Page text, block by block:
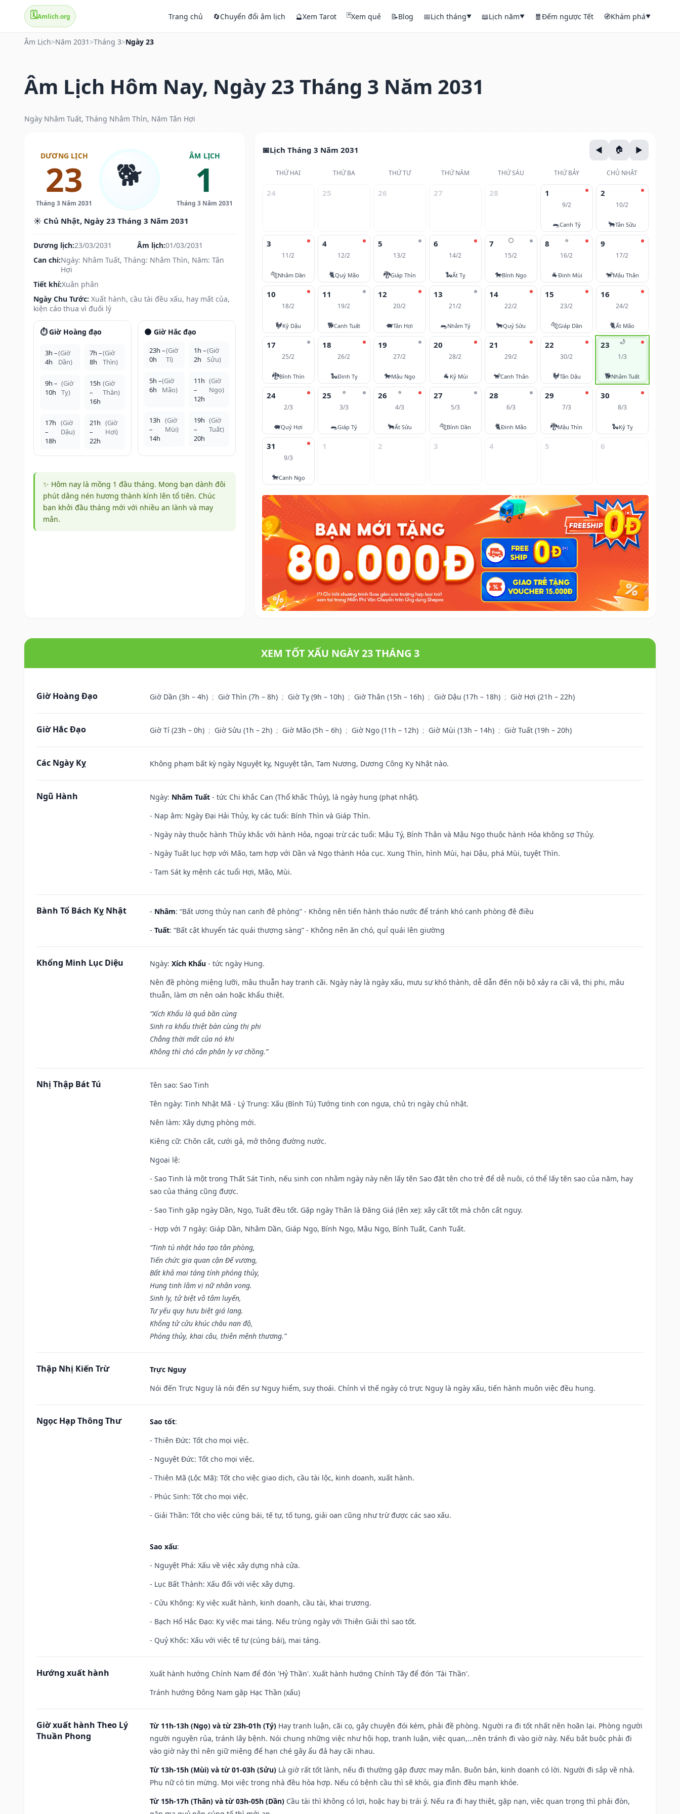
🗓️Amlich.org Trang chủ 🔄Chuyển đổi âm lịch 🔮Xem Tarot 🃏Xem quẻ 📝Blog 📅Lịch tháng▼ 📖Lịch năm▼ 🧧Đếm ngược Tết 🧭Khám phá▼
Âm Lịch>Năm 2031 >Tháng 3>Ngày 23
Âm Lịch Hôm Nay, Ngày 23 Tháng 3 Năm 2031
Ngày Nhâm Tuất, Tháng Nhâm Thìn, Năm Tân Hợi
DƯƠNG LỊCH
23
Tháng 3 Năm 2031
🐕 ÂM LỊCH
1
Tháng 3 Năm 2031
☀️ Chủ Nhật, Ngày 23 Tháng 3 Năm 2031
Dương lịch:23/03/2031 Âm lịch:01/03/2031
Can chi:Ngày: Nhâm Tuất, Tháng: Nhâm Thìn, Năm: Tân
Hợi
Tiết khí:Xuân phân
Ngày Chu Tước: Xuất hành, cầu tài đều xấu, hay mất của,
kiện cáo thua vì đuối lý
⏱️ Giờ Hoàng đạo
3h –
4h
(Giờ
Dần)
7h –
8h
(Giờ
Thìn)
9h –
10h
(Giờ
Tỵ)
15h
–
16h
(Giờ
Thân)
17h
–
18h
(Giờ
Dậu)
21h
–
22h
(Giờ
Hợi)
🌑 Giờ Hắc đạo
23h –
0h
(Giờ
Tí)
1h –
2h
(Giờ
Sửu)
5h –
6h
(Giờ
Mão)
11h
–
12h
(Giờ
Ngọ)
13h
–
14h
(Giờ
Mùi)
19h
–
20h
(Giờ
Tuất)
✨ Hôm nay là mồng 1 đầu tháng. Mong bạn dành đôi
phút dâng nén hương thành kính lên tổ tiên. Chúc
bạn khởi đầu tháng mới với nhiều an lành và may
mắn.
Lịch Tháng 3 Năm 2031
THỨ HAI THỨ BA THỨ TƯ THỨ NĂM THỨ SÁU THỨ BẢY CHỦ NHẬT
24 25 26 27 28 1
9/2
🐀Canh Tý
2
10/2
🐂Tân Sửu
3
11/2
🐅Nhâm Dần
4
12/2
🐈Quý Mão
5
13/2
🐉Giáp Thìn
6
14/2
🐍Ất Tỵ
🌕
7
15/2
🐎Bính Ngọ
⭐
8
16/2
🐐Đinh Mùi
9
17/2
🐒Mậu Thân
10
18/2
🐓Kỷ Dậu
11
19/2
🐕Canh Tuất
12
20/2
🐖Tân Hợi
13
21/2
🐀Nhâm Tý
14
22/2
🐂Quý Sửu
15
23/2
🐅Giáp Dần
16
24/2
🐈Ất Mão
17
25/2
🐉Bính Thìn
18
26/2
🐍Đinh Tỵ
19
27/2
🐎Mậu Ngọ
20
28/2
🐐 Kỷ Mùi
21
29/2
🐒Canh Thân
22
30/2
🐓Tân Dậu
🌙
23
1/3
🐕Nhâm Tuất
24
2/3
🐖Quý Hợi
⭐
25
3/3
🐀Giáp Tý
⭐
26
4/3
🐂Ất Sửu
27
5/3
🐅Bính Dần
28
6/3
🐈Đinh Mão
29
7/3
🐉Mậu Thìn
30
8/3
🐍Kỷ Tỵ
31
9/3
🐎Canh Ngọ
1 2 3 4 5 6
XEM TỐT XẤU NGÀY 23 THÁNG 3
Giờ Hoàng Đạo Giờ Dần (3h – 4h) ; Giờ Thìn (7h – 8h) ; Giờ Tỵ (9h – 10h) ; Giờ Thân (15h – 16h) ; Giờ Dậu (17h – 18h) ; Giờ Hợi (21h – 22h)
Giờ Hắc Đạo Giờ Tí (23h – 0h) ; Giờ Sửu (1h – 2h) ; Giờ Mão (5h – 6h) ; Giờ Ngọ (11h – 12h) ; Giờ Mùi (13h – 14h) ; Giờ Tuất (19h – 20h)
Các Ngày Kỵ Không phạm bất kỳ ngày Nguyệt kỵ, Nguyệt tận, Tam Nương, Dương Công Kỵ Nhật nào.
Ngũ Hành Ngày: Nhâm Tuất - tức Chi khắc Can (Thổ khắc Thủy), là ngày hung (phạt nhật).
- Nạp âm: Ngày Đại Hải Thủy, kỵ các tuổi: Bính Thìn và Giáp Thìn.
- Ngày này thuộc hành Thủy khắc với hành Hỏa, ngoại trừ các tuổi: Mậu Tý, Bính Thân và Mậu Ngọ thuộc hành Hỏa không sợ Thủy.
- Ngày Tuất lục hợp với Mão, tam hợp với Dần và Ngọ thành Hỏa cục. Xung Thìn, hình Mùi, hại Dậu, phá Mùi, tuyệt Thìn.
- Tam Sát kỵ mệnh các tuổi Hợi, Mão, Mùi.
Bành Tổ Bách Kỵ Nhật - Nhâm: “Bất ương thủy nan canh đê phòng” - Không nên tiến hành tháo nước để tránh khó canh phòng đê điều
- Tuất: “Bất cật khuyển tác quái thượng sàng” - Không nên ăn chó, quỉ quái lên giường
Khổng Minh Lục Diệu Ngày: Xích Khẩu - tức ngày Hung.
Nên đề phòng miệng lưỡi, mâu thuẫn hay tranh cãi. Ngày này là ngày xấu, mưu sự khó thành, dễ dẫn đến nội bộ xảy ra cãi vã, thị phi, mâu
thuẫn, làm ơn nên oán hoặc khẩu thiệt.
“Xích Khẩu là quả bần cùng
Sinh ra khẩu thiệt bàn cùng thị phi
Chẳng thời mất của nó khi
Không thì chó cắn phân ly vợ chồng.”
Nhị Thập Bát Tú Tên sao: Sao Tinh
Tên ngày: Tinh Nhật Mã - Lý Trung: Xấu (Bình Tú) Tướng tinh con ngựa, chủ trị ngày chủ nhật.
Nên làm: Xây dựng phòng mới.
Kiêng cữ: Chôn cất, cưới gả, mở thông đường nước.
Ngoại lệ:
- Sao Tinh là một trong Thất Sát Tinh, nếu sinh con nhằm ngày này nên lấy tên Sao đặt tên cho trẻ để dễ nuôi, có thể lấy tên sao của năm, hay
sao của tháng cũng được.
- Sao Tinh gặp ngày Dần, Ngọ, Tuất đều tốt. Gặp ngày Thân là Đăng Giá (lên xe): xây cất tốt mà chôn cất nguy.
- Hợp với 7 ngày: Giáp Dần, Nhâm Dần, Giáp Ngọ, Bính Ngọ, Mậu Ngọ, Bính Tuất, Canh Tuất.
“Tinh tú nhật hảo tạo tân phòng,
Tiến chức gia quan cận Đế vương,
Bất khả mai táng tính phóng thủy,
Hung tinh lâm vị nữ nhân vong.
Sinh ly, tử biệt vô tâm luyến,
Tự yếu quy hưu biệt giá lang.
Khổng tử cửu khúc châu nan độ,
Phóng thủy, khai câu, thiên mệnh thương.”
Thập Nhị Kiến Trừ
Trực Nguy
Nói đến Trực Nguy là nói đến sự Nguy hiểm, suy thoái. Chính vì thế ngày có trực Nguy là ngày xấu, tiến hành muôn việc đều hung.
Ngọc Hạp Thông Thư Sao tốt:
- Thiên Đức: Tốt cho mọi việc.
- Nguyệt Đức: Tốt cho mọi việc.
- Thiên Mã (Lộc Mã): Tốt cho việc giao dịch, cầu tài lộc, kinh doanh, xuất hành.
- Phúc Sinh: Tốt cho mọi việc.
- Giải Thần: Tốt cho việc cúng bái, tế tự, tố tụng, giải oan cũng như trừ được các sao xấu.
Sao xấu:
- Nguyệt Phá: Xấu về việc xây dựng nhà cửa.
- Lục Bất Thành: Xấu đối với việc xây dựng.
- Cửu Không: Kỵ việc xuất hành, kinh doanh, cầu tài, khai trương.
- Bạch Hổ Hắc Đạo: Kỵ việc mai táng. Nếu trùng ngày với Thiên Giải thì sao tốt.
- Quỷ Khốc: Xấu với việc tế tự (cúng bái), mai táng.
Hướng xuất hành
Xuất hành hướng Chính Nam để đón 'Hỷ Thần'. Xuất hành hướng Chính Tây để đón 'Tài Thần'.
Tránh hướng Đông Nam gặp Hạc Thần (xấu)
Giờ xuất hành Theo Lý
Thuần Phong
Từ 11h-13h (Ngọ) và từ 23h-01h (Tý) Hay tranh luận, cãi cọ, gây chuyện đói kém, phải đề phòng. Người ra đi tốt nhất nên hoãn lại. Phòng người
người nguyền rủa, tránh lây bệnh. Nói chung những việc như hội họp, tranh luận, việc quan,…nên tránh đi vào giờ này. Nếu bắt buộc phải đi
vào giờ này thì nên giữ miệng để hạn ché gây ẩu đả hay cãi nhau.
Từ 13h-15h (Mùi) và từ 01-03h (Sửu) Là giờ rất tốt lành, nếu đi thường gặp được may mắn. Buôn bán, kinh doanh có lời. Người đi sắp về nhà.
Phụ nữ có tin mừng. Mọi việc trong nhà đều hòa hợp. Nếu có bệnh cầu thì sẽ khỏi, gia đình đều mạnh khỏe.
Từ 15h-17h (Thân) và từ 03h-05h (Dần) Cầu tài thì không có lợi, hoặc hay bị trái ý. Nếu ra đi hay thiệt, gặp nạn, việc quan trọng thì phải đòn,